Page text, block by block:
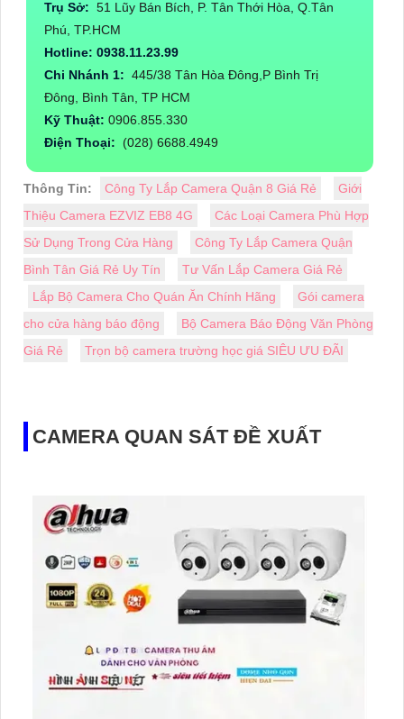
Trụ Sở: 51 Lũy Bán Bích, P. Tân Thới Hòa, Q.Tân
Phú, TP.HCM
Hotline: 0938.11.23.99
Chi Nhánh 1: 445/38 Tân Hòa Đông,P Bình Trị
Đông, Bình Tân, TP HCM
Kỹ Thuật: 0906.855.330
Điện Thoại: (028) 6688.4949
Thông Tin: Công Ty Lắp Camera Quận 8 Giá Rẻ
Giới
Thiệu Camera EZVIZ EB8 4G
Các Loại Camera Phù Hợp
Sử Dụng Trong Cửa Hàng
Công Ty Lắp Camera Quận
Bình Tân Giá Rẻ Uy Tín
Tư Vấn Lắp Camera Giá Rẻ
Lắp Bộ Camera Cho Quán Ăn Chính Hãng
Gói camera
cho cửa hàng báo động
Bộ Camera Báo Động Văn Phòng
Giá Rẻ
Trọn bộ camera trường học giá SIÊU ƯU ĐÃI
CAMERA QUAN SÁT ĐỀ XUẤT